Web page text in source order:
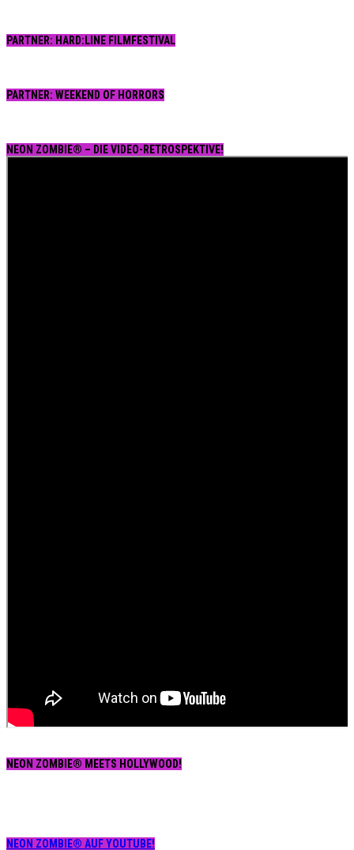
PARTNER: HARD:LINE FILMFESTIVAL
PARTNER: WEEKEND OF HORRORS
NEON ZOMBIE® – DIE VIDEO-RETROSPEKTIVE!
NEON ZOMBIE® MEETS HOLLYWOOD!
NEON ZOMBIE® AUF YOUTUBE!